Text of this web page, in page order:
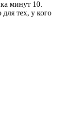
минут 10.
тех, у кого